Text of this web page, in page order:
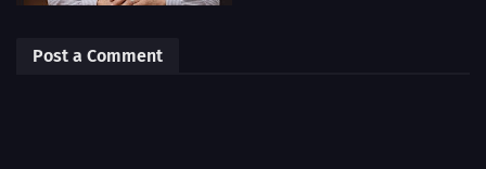
Post a Comment